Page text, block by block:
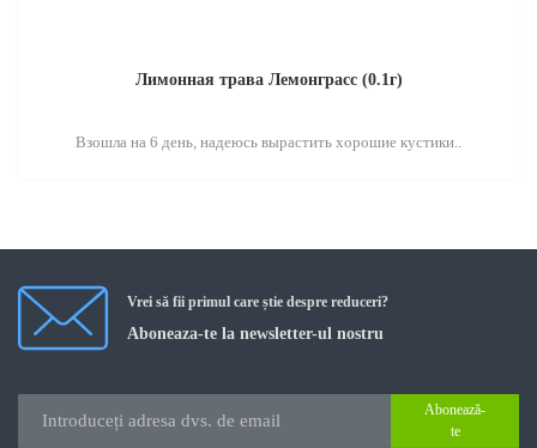
Лимонная трава Лемонграсс (0.1г)
Взошла на 6 день, надеюсь вырастить хорошие кустики..
Vrei să fii primul care știe despre reduceri?
Aboneaza-te la newsletter-ul nostru
Abonează-
te